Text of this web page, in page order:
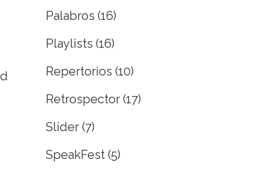
Palabros (16)
Playlists (16)
Repertorios (10)
Retrospector (17)
Slider (7)
SpeakFest (5)